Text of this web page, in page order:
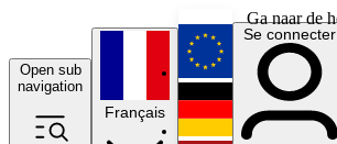
Ga naar de
Open sub
navigation
Français
English
Deutsch
Se connecter